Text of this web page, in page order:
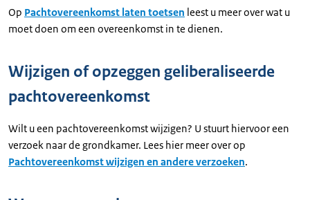
Op Pachtovereenkomst laten toetsen leest u meer over wat u
moet doen om een overeenkomst in te dienen.
Wijzigen of opzeggen geliberaliseerde
pachtovereenkomst
Wilt u een pachtovereenkomst wijzigen? U stuurt hiervoor een
verzoek naar de grondkamer. Lees hier meer over op
Pachtovereenkomst wijzigen en andere verzoeken.